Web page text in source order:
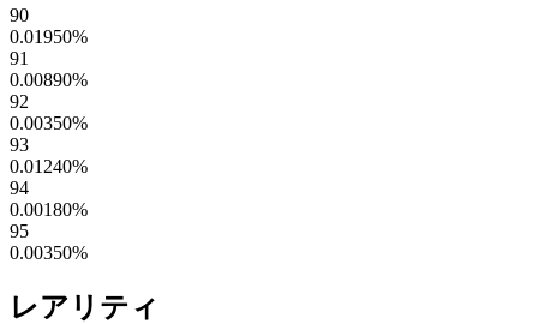
90
0.01950%
91
0.00890%
92
0.00350%
93
0.01240%
94
0.00180%
95
0.00350%
レアリティ